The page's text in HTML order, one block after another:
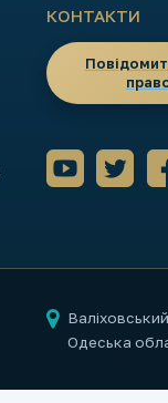
КОНТАКТИ
Одеська